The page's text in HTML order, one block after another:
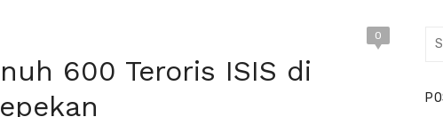
0
600 Teroris ISIS di